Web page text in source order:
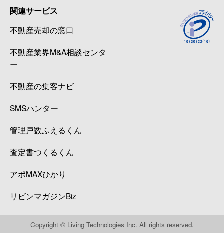
三田
徒歩
三田
4,500万円
徒歩
三田
12,000万円
三田
三田
5,300万円
三田
7,000万円
三田
三田
3,000万円 目黒
関連サービス
不動産売却の窓口
不動産業界M&A相談センタ
ー
不動産の集客ナビ
SMSハンター
管理戸数ふえるくん
査定書つくるくん
アポMAXひかり
リビンマガジンBiz
Copyright © Living Technologies Inc. All rights reserved.